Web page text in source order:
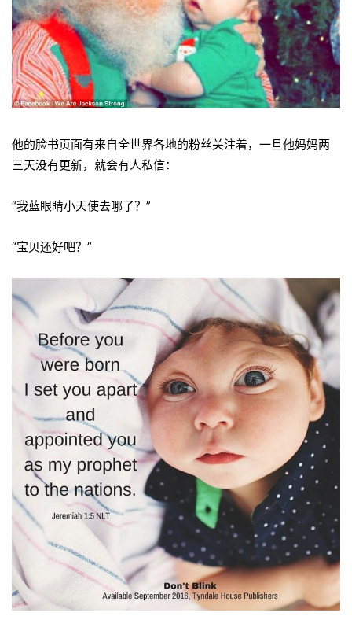
他的脸书页面有来自全世界各地的粉丝关注着，一旦他妈妈两
三天没有更新，就会有人私信：
“我蓝眼睛小天使去哪了？”
“宝贝还好吧？”